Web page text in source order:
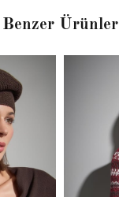
Benzer Ürünler